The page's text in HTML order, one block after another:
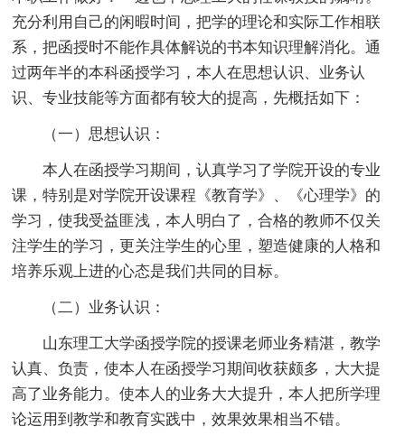
充分利用自己的闲暇时间，把学的理论和实际工作相联
系，把函授时不能作具体解说的书本知识理解消化。通
过两年半的本科函授学习，本人在思想认识、业务认
识、专业技能等方面都有较大的提高，先概括如下：
（一）思想认识：
本人在函授学习期间，认真学习了学院开设的专业
课，特别是对学院开设课程《教育学》、《心理学》的
学习，使我受益匪浅，本人明白了，合格的教师不仅关
注学生的学习，更关注学生的心里，塑造健康的人格和
培养乐观上进的心态是我们共同的目标。
（二）业务认识：
山东理工大学函授学院的授课老师业务精湛，教学
认真、负责，使本人在函授学习期间收获颇多，大大提
高了业务能力。使本人的业务大大提升，本人把所学理
论运用到教学和教育实践中，效果效果相当不错。